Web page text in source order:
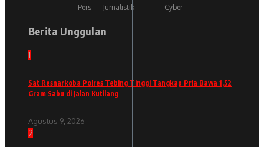
Pers
Jurnalistik
Cyber
Berita Unggulan
1
Sat Resnarkoba Polres Tebing Tinggi Tangkap Pria Bawa 1,52
Gram Sabu di Jalan Kutilang
Agustus 9, 2026
2